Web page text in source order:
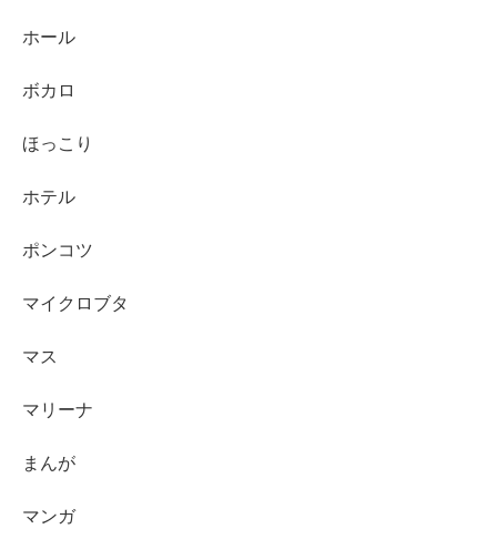
ホール
ボカロ
ほっこり
ホテル
ポンコツ
マイクロブタ
マス
マリーナ
まんが
マンガ